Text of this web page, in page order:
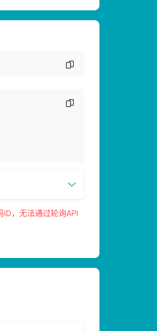
复制代码片段
复制代码片段
，无法通过轮询API